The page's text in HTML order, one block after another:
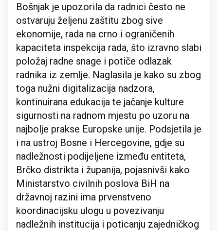
Bošnjak je upozorila da radnici često ne
ostvaruju željenu zaštitu zbog sive
ekonomije, rada na crno i ograničenih
kapaciteta inspekcija rada, što izravno slabi
položaj radne snage i potiče odlazak
radnika iz zemlje. Naglasila je kako su zbog
toga nužni digitalizacija nadzora,
kontinuirana edukacija te jačanje kulture
sigurnosti na radnom mjestu po uzoru na
najbolje prakse Europske unije. Podsjetila je
i na ustroj Bosne i Hercegovine, gdje su
nadležnosti podijeljene između entiteta,
Brčko distrikta i županija, pojasnivši kako
Ministarstvo civilnih poslova BiH na
državnoj razini ima prvenstveno
koordinacijsku ulogu u povezivanju
nadležnih institucija i poticanju zajedničkog